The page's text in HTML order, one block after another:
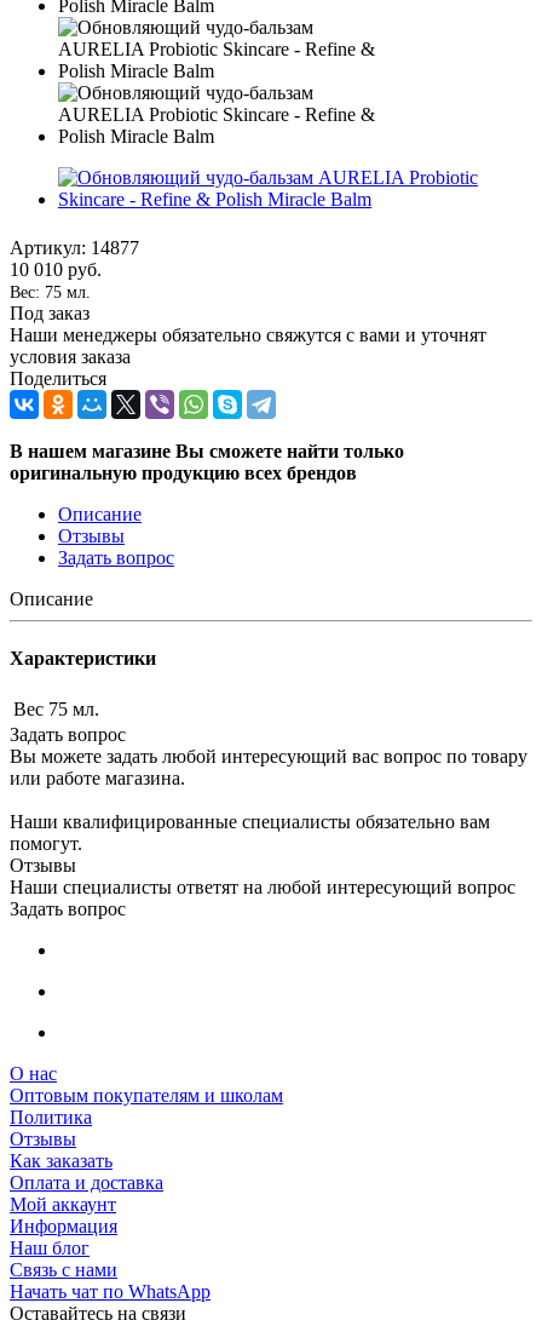
Артикул: 14877
10 010 руб.
Вес: 75 мл.
Под заказ
Наши менеджеры обязательно свяжутся с вами и уточнят
условия заказа
Поделиться
В нашем магазине Вы сможете найти только
оригинальную продукцию всех брендов
Описание
Отзывы
Задать вопрос
Описание
Характеристики
Вес 75 мл.
Задать вопрос
Вы можете задать любой интересующий вас вопрос по товару
или работе магазина.
Наши квалифицированные специалисты обязательно вам
помогут.
Отзывы
Наши специалисты ответят на любой интересующий вопрос
Задать вопрос
О нас
Оптовым покупателям и школам
Политика
Отзывы
Как заказать
Оплата и доставка
Мой аккаунт
Информация
Наш блог
Связь с нами
Начать чат по WhatsApp
Оставайтесь на связи